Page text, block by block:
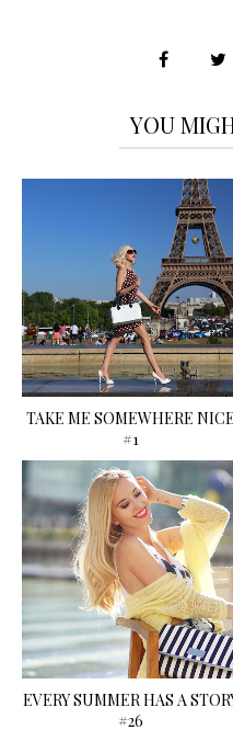
YOU
TAKE ME SOMEWHERE NICE
#1
EVERY SUMMER HAS A
#26